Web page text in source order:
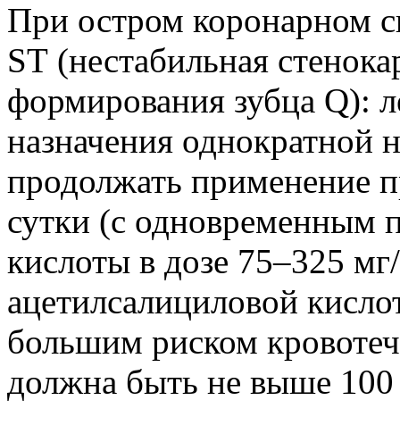
При остром коронарном
SТ (нестабильная
формирования зубца Q):
назначения однократной
продолжать применение
сутки (с одновременным
кислоты в дозе 75–325
ацетилсалициловой
большим риском
должна быть не выше